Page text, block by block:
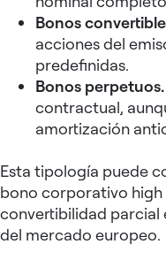
Bonos
acciones del
predefinidas.
Bonos perpetuos.
contractual,
amortización
Esta tipología puede
bono corporativo high
convertibilidad parcial
del mercado europeo.